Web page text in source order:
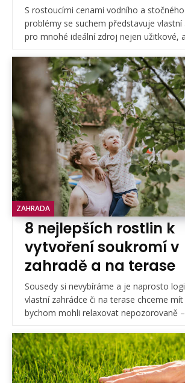
S rostoucími cenami vodního a
problémy se suchem představuje vlastní
pro mnohé ideální zdroj nejen užitkové,
ZAHRADA
8 nejlepších rostlin k
vytvoření soukromí v
zahradě a na terase
Sousedy si nevybíráme a je naprosto
vlastní zahrádce či na terase chceme
bychom mohli relaxovat nepozorovaně –